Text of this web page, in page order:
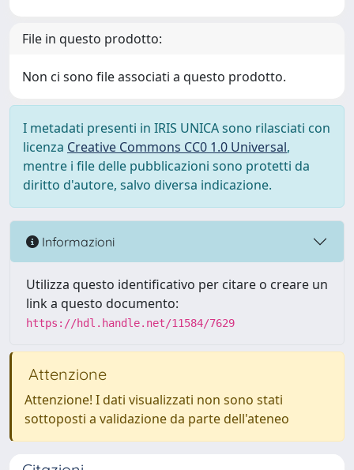
File in questo prodotto:
Non ci sono file associati a questo prodotto.
I metadati presenti in IRIS UNICA sono rilasciati con
licenza Creative Commons CC0 1.0 Universal,
mentre i file delle pubblicazioni sono protetti da
diritto d'autore, salvo diversa indicazione.
Informazioni
Utilizza questo identificativo per citare o creare un
link a questo documento:
https://hdl.handle.net/11584/7629
Attenzione
Attenzione! I dati visualizzati non sono stati
sottoposti a validazione da parte dell'ateneo